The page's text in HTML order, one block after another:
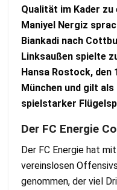
Qualität im Kader zu
Maniyel Nergiz
Biankadi nach
Linksaußen spielte
Hansa Rostock, den
München und gilt
spielstarker
Der FC Energie
Der FC Energie hat
vereinslosen
genommen, der viel